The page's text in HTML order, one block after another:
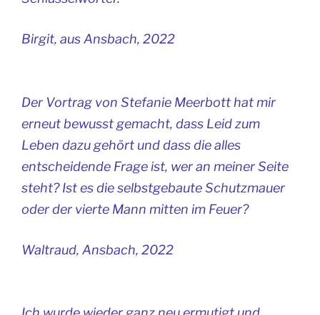
Birgit, aus Ansbach, 2022
Der Vortrag von Stefanie Meerbott hat mir
erneut bewusst gemacht, dass Leid zum
Leben dazu gehört und dass die alles
entscheidende Frage ist, wer an meiner Seite
steht? Ist es die selbstgebaute Schutzmauer
oder der vierte Mann mitten im Feuer?
Waltraud, Ansbach, 2022